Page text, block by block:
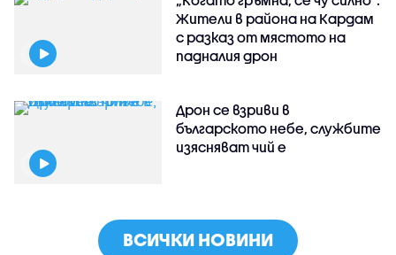
Жители в района на Кардам
с разказ от мястото на
падналия дрон
Дрон се взриви в
българското небе, службите
изясняват чий е
ВСИЧКИ НОВИНИ